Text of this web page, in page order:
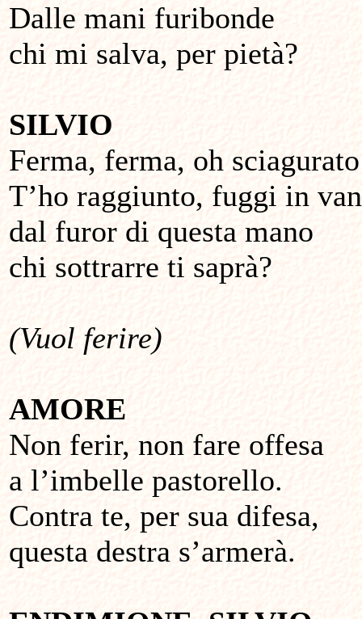
Dalle mani furibonde
chi mi salva, per pietà?
SILVIO
Ferma, ferma, oh
T’ho raggiunto, fuggi in
dal furor di questa mano
chi sottrarre ti saprà?
(Vuol ferire)
AMORE
Non ferir, non fare offesa
a l’imbelle pastorello.
Contra te, per sua difesa,
questa destra s’armerà.